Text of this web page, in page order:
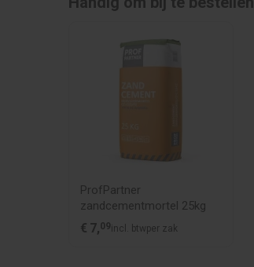
ProfPartner
zandcementmortel 25kg
€ 7,09incl. btwper zak